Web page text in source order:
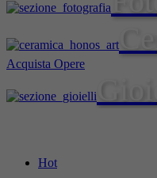
Acquista Opere
Hot